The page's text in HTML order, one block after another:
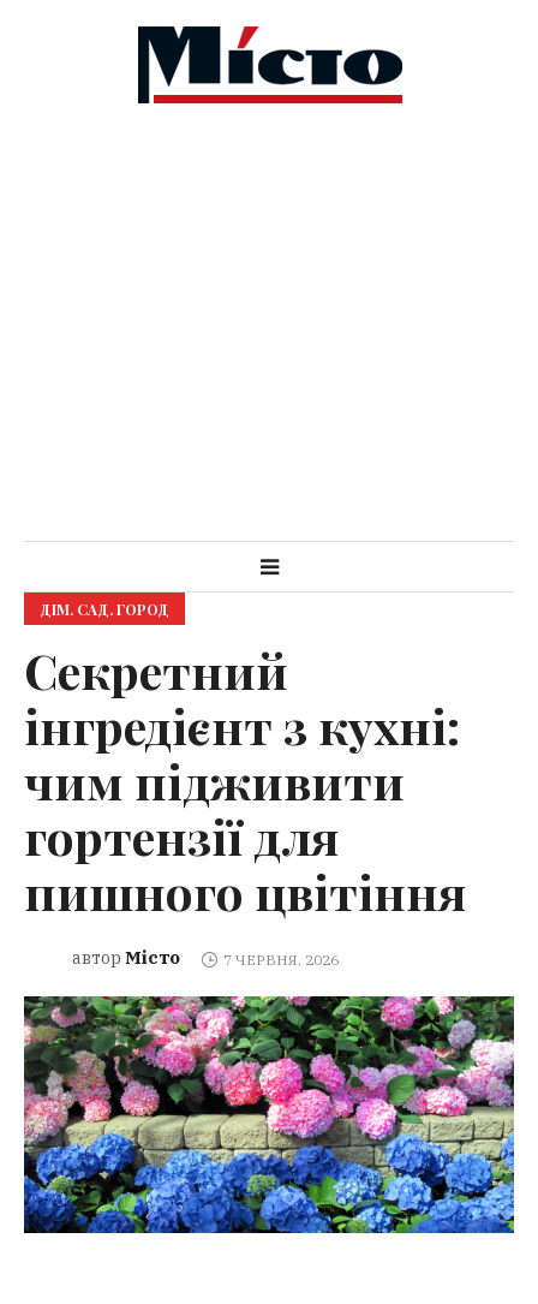
ДІМ. САД. ГОРОД
Секретний
інгредієнт з кухні:
чим підживити
гортензії для
пишного цвітіння
автор Місто 7 ЧЕРВНЯ, 2026